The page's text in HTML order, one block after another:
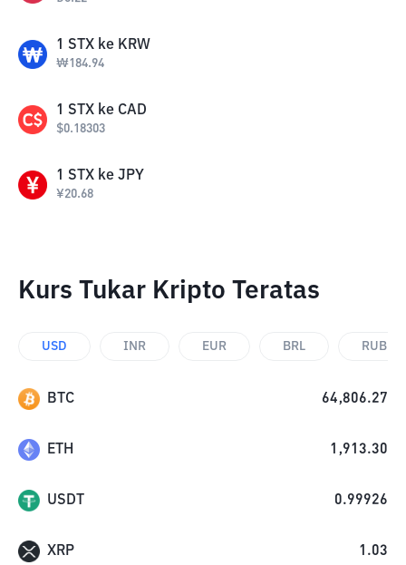
1 STX ke KRW
₩184.94
1 STX ke CAD
$0.18303
1 STX ke JPY
¥20.68
Kurs Tukar Kripto Teratas
USD INR EUR BRL RUB
BTC 64,806.27
ETH 1,913.30
USDT 0.99926
XRP 1.03